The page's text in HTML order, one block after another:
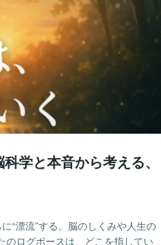
学と本音から考える、
“漂流”する。脳のしくみや人生の
のログポースは、どこを指してい